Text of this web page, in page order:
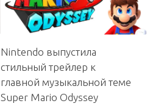
Nintendo выпустила
стильный трейлер к
главной музыкальной теме
Super Mario Odyssey